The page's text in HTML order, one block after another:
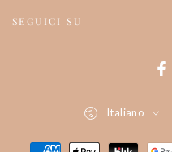
SEGUICI SU
Italiano